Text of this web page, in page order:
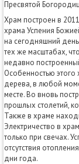
Пресвятой
Храм построен в
храма Успения
на сегодняшний
тех же масштабах,
недавно
Особенностью этого
дерева, в любой
месте. Во вновь
прошлых столетий,
Также в храме
Электричество в
только при свечах.
отсутствия
дни года.